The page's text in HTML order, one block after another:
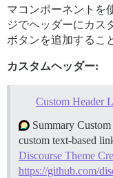
マコンポーネントを
ジでヘッダーにカス
ボタンを追加するこ
カスタムヘッダー:
Custom Header
Summary
custom text-based
Discourse Theme
https://github.com/